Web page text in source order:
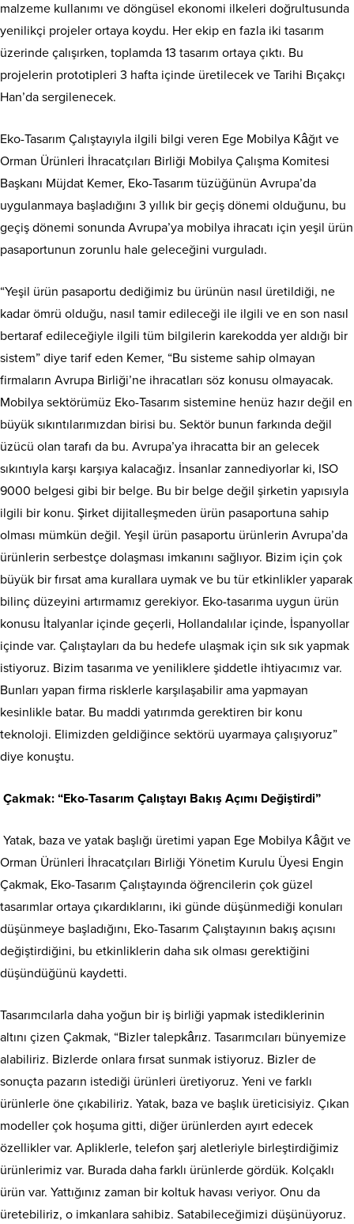
malzeme kullanımı ve döngüsel ekonomi ilkeleri doğrultusunda
yenilikçi projeler ortaya koydu. Her ekip en fazla iki tasarım
üzerinde çalışırken, toplamda 13 tasarım ortaya çıktı. Bu
projelerin prototipleri 3 hafta içinde üretilecek ve Tarihi Bıçakçı
Han’da sergilenecek.
Eko-Tasarım Çalıştayıyla ilgili bilgi veren Ege Mobilya Kâğıt ve
Orman Ürünleri İhracatçıları Birliği Mobilya Çalışma Komitesi
Başkanı Müjdat Kemer, Eko-Tasarım tüzüğünün Avrupa’da
uygulanmaya başladığını 3 yıllık bir geçiş dönemi olduğunu, bu
geçiş dönemi sonunda Avrupa’ya mobilya ihracatı için yeşil ürün
pasaportunun zorunlu hale geleceğini vurguladı.
“Yeşil ürün pasaportu dediğimiz bu ürünün nasıl üretildiği, ne
kadar ömrü olduğu, nasıl tamir edileceği ile ilgili ve en son nasıl
bertaraf edileceğiyle ilgili tüm bilgilerin karekodda yer aldığı bir
sistem” diye tarif eden Kemer, “Bu sisteme sahip olmayan
firmaların Avrupa Birliği’ne ihracatları söz konusu olmayacak.
Mobilya sektörümüz Eko-Tasarım sistemine henüz hazır değil en
büyük sıkıntılarımızdan birisi bu. Sektör bunun farkında değil
üzücü olan tarafı da bu. Avrupa’ya ihracatta bir an gelecek
sıkıntıyla karşı karşıya kalacağız. İnsanlar zannediyorlar ki, ISO
9000 belgesi gibi bir belge. Bu bir belge değil şirketin yapısıyla
ilgili bir konu. Şirket dijitalleşmeden ürün pasaportuna sahip
olması mümkün değil. Yeşil ürün pasaportu ürünlerin Avrupa’da
ürünlerin serbestçe dolaşması imkanını sağlıyor. Bizim için çok
büyük bir fırsat ama kurallara uymak ve bu tür etkinlikler yaparak
bilinç düzeyini artırmamız gerekiyor. Eko-tasarıma uygun ürün
konusu İtalyanlar içinde geçerli, Hollandalılar içinde, İspanyollar
içinde var. Çalıştayları da bu hedefe ulaşmak için sık sık yapmak
istiyoruz. Bizim tasarıma ve yeniliklere şiddetle ihtiyacımız var.
Bunları yapan firma risklerle karşılaşabilir ama yapmayan
kesinlikle batar. Bu maddi yatırımda gerektiren bir konu
teknoloji. Elimizden geldiğince sektörü uyarmaya çalışıyoruz”
diye konuştu.
Çakmak: “Eko-Tasarım Çalıştayı Bakış Açımı Değiştirdi”
Yatak, baza ve yatak başlığı üretimi yapan Ege Mobilya Kâğıt ve
Orman Ürünleri İhracatçıları Birliği Yönetim Kurulu Üyesi Engin
Çakmak, Eko-Tasarım Çalıştayında öğrencilerin çok güzel
tasarımlar ortaya çıkardıklarını, iki günde düşünmediği konuları
düşünmeye başladığını, Eko-Tasarım Çalıştayının bakış açısını
değiştirdiğini, bu etkinliklerin daha sık olması gerektiğini
düşündüğünü kaydetti.
Tasarımcılarla daha yoğun bir iş birliği yapmak istediklerinin
altını çizen Çakmak, “Bizler talepkârız. Tasarımcıları bünyemize
alabiliriz. Bizlerde onlara fırsat sunmak istiyoruz. Bizler de
sonuçta pazarın istediği ürünleri üretiyoruz. Yeni ve farklı
ürünlerle öne çıkabiliriz. Yatak, baza ve başlık üreticisiyiz. Çıkan
modeller çok hoşuma gitti, diğer ürünlerden ayırt edecek
özellikler var. Apliklerle, telefon şarj aletleriyle birleştirdiğimiz
ürünlerimiz var. Burada daha farklı ürünlerde gördük. Kolçaklı
ürün var. Yattığınız zaman bir koltuk havası veriyor. Onu da
üretebiliriz, o imkanlara sahibiz. Satabileceğimizi düşünüyoruz.